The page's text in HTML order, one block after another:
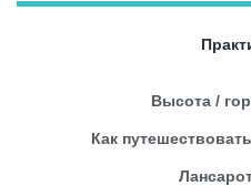
Высота /
Как